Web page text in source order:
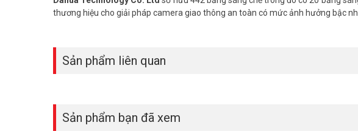
thương hiệu cho giải pháp camera giao thông an toàn có mức ảnh hưởng bậc
Sản phẩm liên quan
Sản phẩm bạn đã xem